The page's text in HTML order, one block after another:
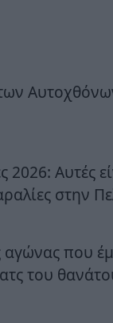
2026: Αυτές
στην
που
του